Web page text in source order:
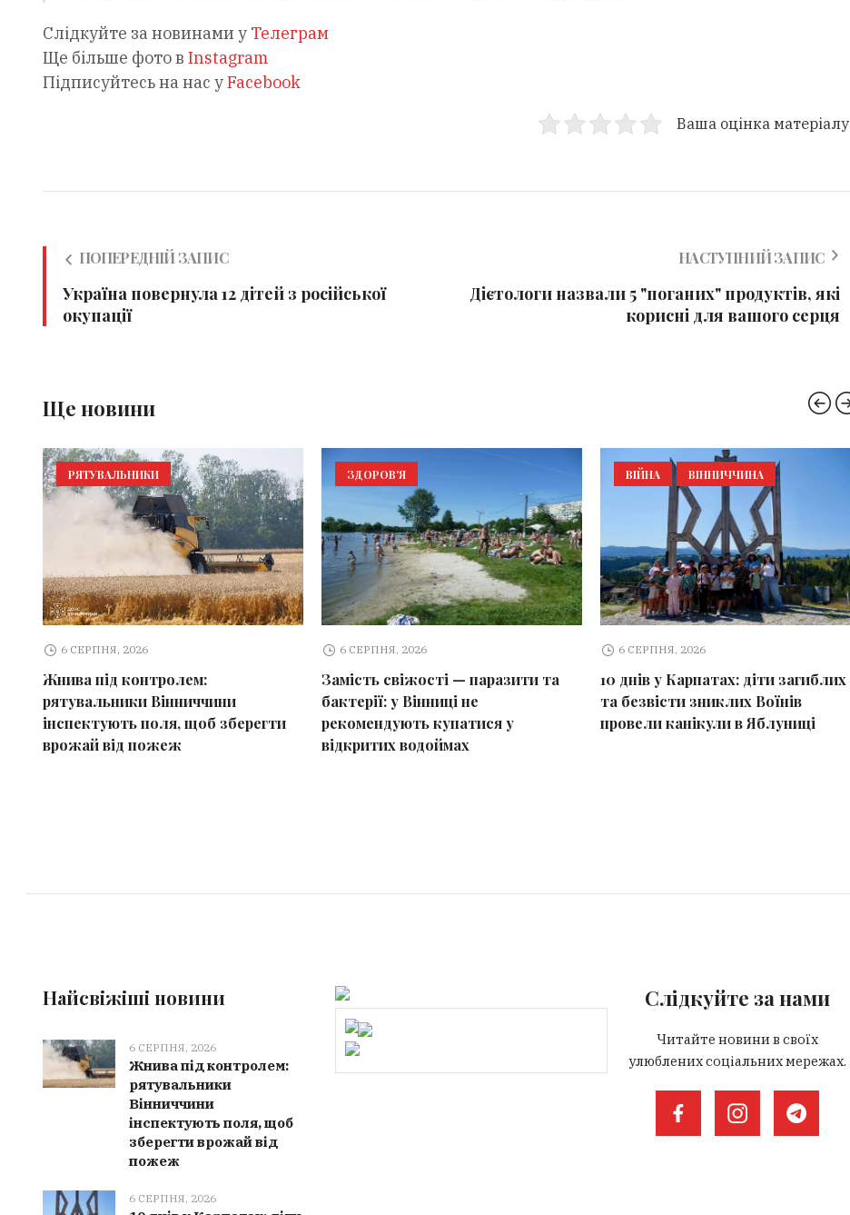
Слідкуйте за новинами у Телеграм
Ще більше фото в Instagram
Підписуйтесь на нас уFacebook
Ваша оцінка матеріалу
ПОПЕРЕДНІЙ ЗАПИС
Україна повернула 12 дітей з російської
окупації
НАСТУПНИЙ ЗАПИС
Дієтологи назвали 5 "поганих" продуктів, які
корисні для вашого серця
Ще новини
РЯТУВАЛЬНИКИ
6 СЕРПНЯ, 2026
Жнива під контролем:
рятувальники Вінниччини
інспектують поля, щоб зберегти
врожай від пожеж
ЗДОРОВ'Я
6 СЕРПНЯ, 2026
Замість свіжості — паразити та
бактерії: у Вінниці не
рекомендують купатися у
відкритих водоймах
ВІЙНА ВІННИЧЧИНА
6 СЕРПНЯ, 2026
10 днів у Карпатах: діти загиблих
та безвісти зниклих Воїнів
провели канікули в Яблуниці
Найсвіжіші новини
6 СЕРПНЯ, 2026
Жнива під контролем:
рятувальники
Вінниччини
інспектують поля, щоб
зберегти врожай від
пожеж
6 СЕРПНЯ, 2026
Слідкуйте за нами
Читайте новини в своїх
улюблених соціальних мережах.